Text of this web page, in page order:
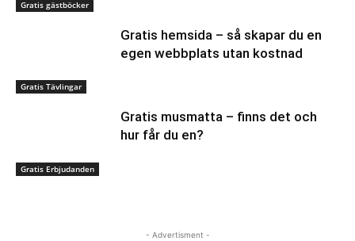
Gratis gästböcker
Gratis Tävlingar
Gratis hemsida – så skapar du en
egen webbplats utan kostnad
Gratis Erbjudanden
Gratis musmatta – finns det och
hur får du en?
- Advertisment -